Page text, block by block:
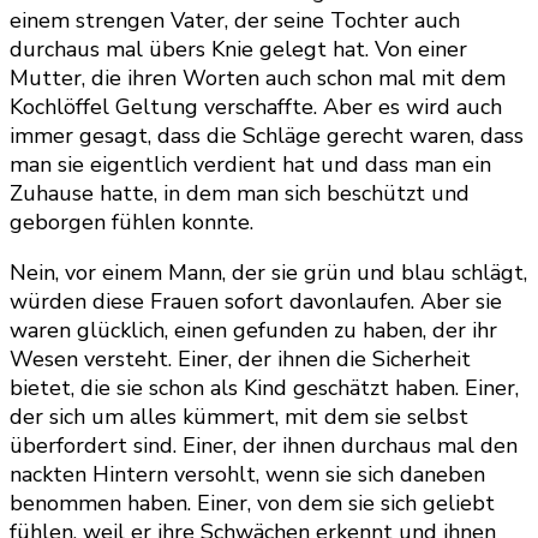
einem strengen Vater, der seine Tochter auch
durchaus mal übers Knie gelegt hat. Von einer
Mutter, die ihren Worten auch schon mal mit dem
Kochlöffel Geltung verschaffte. Aber es wird auch
immer gesagt, dass die Schläge gerecht waren, dass
man sie eigentlich verdient hat und dass man ein
Zuhause hatte, in dem man sich beschützt und
geborgen fühlen konnte.
Nein, vor einem Mann, der sie grün und blau schlägt,
würden diese Frauen sofort davonlaufen. Aber sie
waren glücklich, einen gefunden zu haben, der ihr
Wesen versteht. Einer, der ihnen die Sicherheit
bietet, die sie schon als Kind geschätzt haben. Einer,
der sich um alles kümmert, mit dem sie selbst
überfordert sind. Einer, der ihnen durchaus mal den
nackten Hintern versohlt, wenn sie sich daneben
benommen haben. Einer, von dem sie sich geliebt